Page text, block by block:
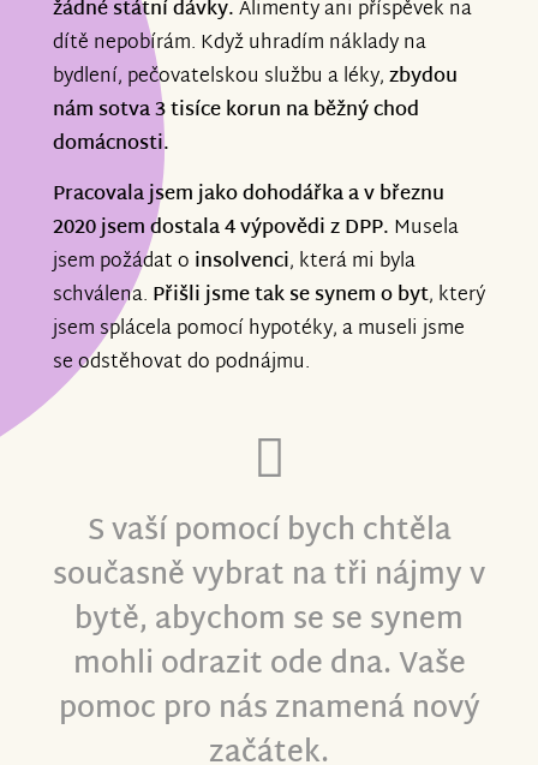
žádné státní dávky.Alimenty ani příspěvek na
dítě nepobírám. Když uhradím náklady na
bydlení, pečovatelskou službu a léky,zbydou
nám sotva 3 tisíce korun na běžný chod
domácnosti.
Pracovala jsem jako dohodářka a v březnu
2020 jsem dostala 4 výpovědi z DPP. Musela
jsem požádat o insolvenci, která mi byla
schválena. Přišli jsme tak se synem o byt, který
jsem splácela pomocí hypotéky, a museli jsme
se odstěhovat do podnájmu.
S vaší pomocí bych chtěla
současně vybrat na tři nájmy v
bytě, abychom se se synem
mohli odrazit ode dna. Vaše
pomoc pro nás znamená nový